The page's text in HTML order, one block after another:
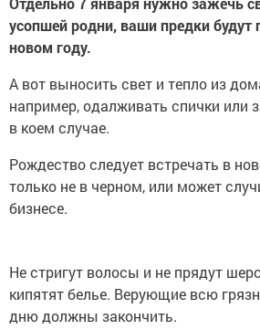
усопшей родни, ваши предки будут
новом году.
А вот выносить свет и тепло из
например, одалживать спички или
в коем случае.
Рождество следует встречать в
только не в черном, или может
бизнесе.
Не стригут волосы и не прядут
кипятят белье. Верующие всю
дню должны закончить.